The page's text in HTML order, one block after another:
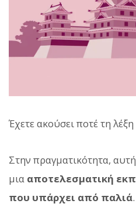
Έχετε ακούσει ποτέ τη λέξη
Στην πραγματικότητα,
μια αποτελεσματική
που υπάρχει από παλιά.